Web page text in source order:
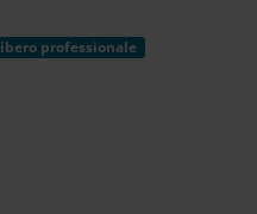
professionale